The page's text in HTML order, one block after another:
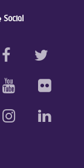
Social